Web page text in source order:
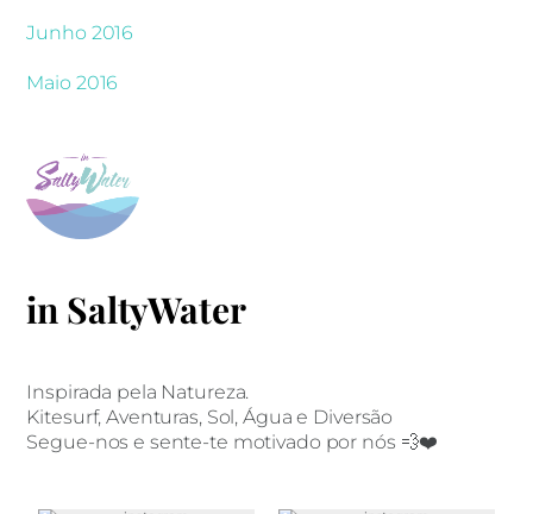
Junho 2016
Maio 2016
in SaltyWater
Inspirada pela Natureza.
Kitesurf, Aventuras, Sol, Água e Diversão
Segue-nos e sente-te motivado por nós 💨❤️